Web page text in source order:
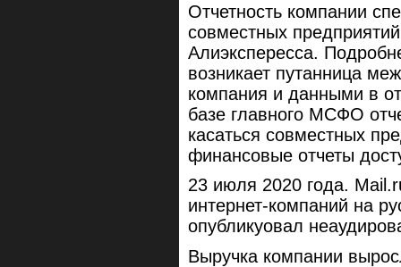
Отчетность компании
совместных
Алиэкспересса.
возникает путанница
компания и данными в
базе главного МСФО
касаться совместных
финансовые отчеты
23 июля 2020 года.
интернет-компаний на
опубликуовал
Выручка компании